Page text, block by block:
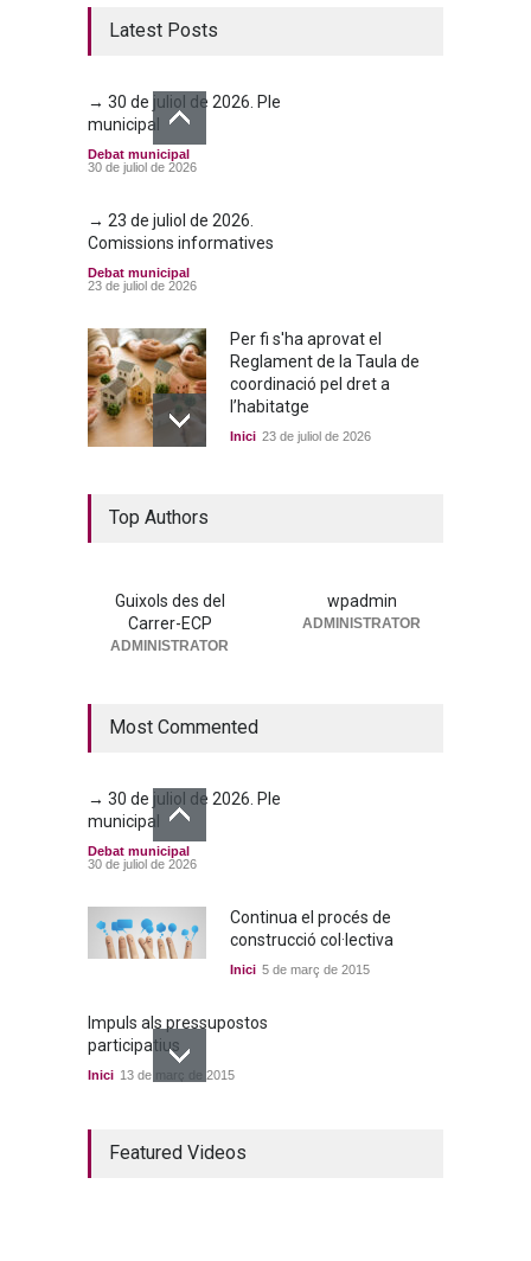
Latest Posts
→ 30 de juliol de 2026. Ple
municipal
Debat municipal
30 de juliol de 2026
→ 23 de juliol de 2026.
Comissions informatives
Debat municipal
23 de juliol de 2026
Per fi s'ha aprovat el
Reglament de la Taula de
coordinació pel dret a
l’habitatge
Inici 23 de juliol de 2026
→ 25 de juny de 2026. Ple
Top Authors
Guixols des del
Carrer-ECP
ADMINISTRATOR
wpadmin
ADMINISTRATOR
Most Commented
→ 30 de juliol de 2026. Ple
municipal
Debat municipal
30 de juliol de 2026
Continua el procés de
construcció col·lectiva
Inici 5 de març de 2015
Impuls als pressupostos
participatius
Inici 13 de març de 2015
bandes
Featured Videos